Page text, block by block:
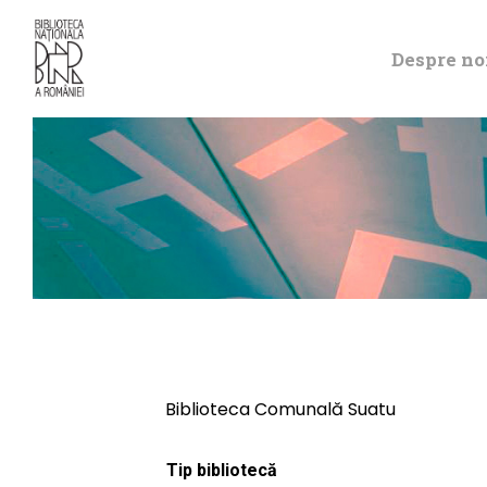
Despre
Biblioteca Comunală Suatu
Tip bibliotecă